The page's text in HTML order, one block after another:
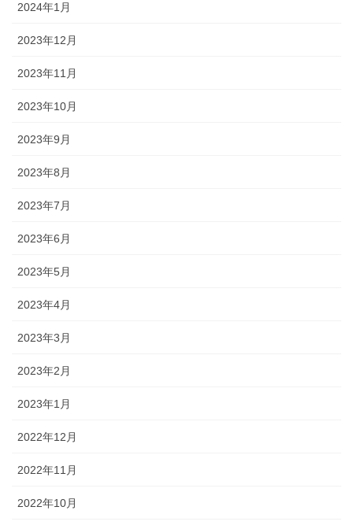
2024年1月
2023年12月
2023年11月
2023年10月
2023年9月
2023年8月
2023年7月
2023年6月
2023年5月
2023年4月
2023年3月
2023年2月
2023年1月
2022年12月
2022年11月
2022年10月